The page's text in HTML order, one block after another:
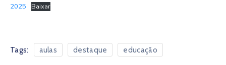
2025
Baixar
Tags: aulas destaque educação